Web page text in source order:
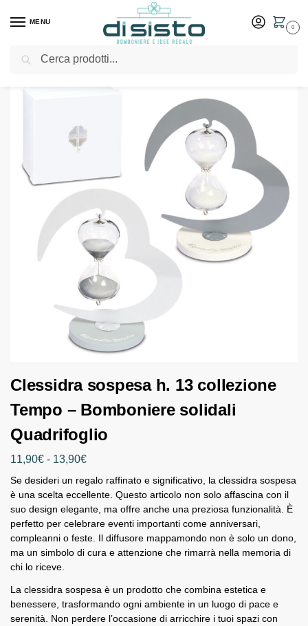
MENU
0
Home Shop Bomboniere
Clessidra sospesa h. 13 collezione
Tempo – Bomboniere solidali
Quadrifoglio
11,90€ - 13,90€
Se desideri un regalo raffinato e significativo, la clessidra sospesa
è una scelta eccellente. Questo articolo non solo affascina con il
suo design elegante, ma offre anche una preziosa funzionalità. È
perfetto per celebrare eventi importanti come anniversari,
compleanni o feste. Il diffusore mappamondo non è solo un dono,
ma un simbolo di cura e attenzione che rimarrà nella memoria di
chi lo riceve.
La clessidra sospesa è un prodotto che combina estetica e
benessere, trasformando ogni ambiente in un luogo di pace e
serenità. Non perdere l’occasione di arricchire i tuoi spazi con